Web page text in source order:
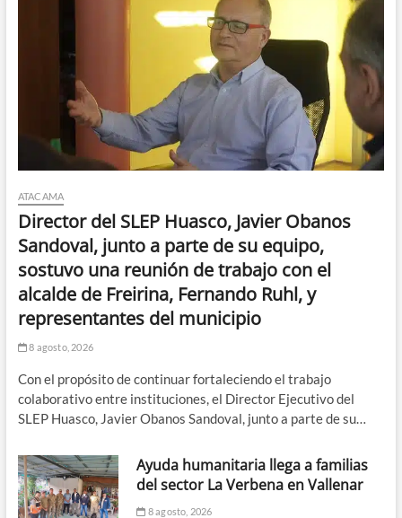
ATACAMA
Director del SLEP Huasco, Javier Obanos
Sandoval, junto a parte de su equipo,
sostuvo una reunión de trabajo con el
alcalde de Freirina, Fernando Ruhl, y
representantes del municipio
8 agosto, 2026
Con el propósito de continuar fortaleciendo el trabajo
colaborativo entre instituciones, el Director Ejecutivo del
SLEP Huasco, Javier Obanos Sandoval, junto a parte de su…
Ayuda humanitaria llega a familias
del sector La Verbena en Vallenar
8 agosto, 2026